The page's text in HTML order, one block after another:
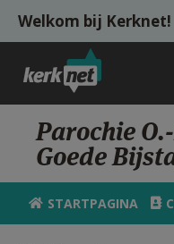
Overslaan en naar de
Welkom bij Kerknet!
KERK
Parochie
Goede
STARTPAGINA